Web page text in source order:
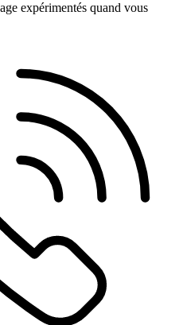
expérimentés quand vous